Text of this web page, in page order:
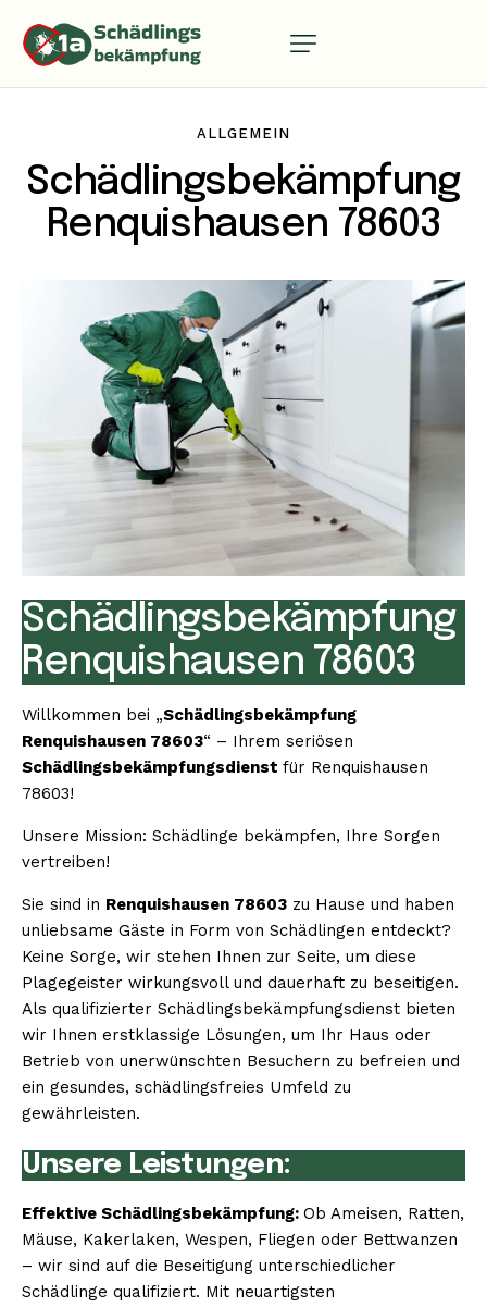
ALLGEMEIN
Schädlingsbekämpfung
Renquishausen 78603
Schädlingsbekämpfung
Renquishausen 78603
Willkommen bei „Schädlingsbekämpfung
Renquishausen 78603“ – Ihrem seriösen
Schädlingsbekämpfungsdienst für Renquishausen
78603!
Unsere Mission: Schädlinge bekämpfen, Ihre Sorgen
vertreiben!
Sie sind in Renquishausen 78603 zu Hause und haben
unliebsame Gäste in Form von Schädlingen entdeckt?
Keine Sorge, wir stehen Ihnen zur Seite, um diese
Plagegeister wirkungsvoll und dauerhaft zu beseitigen.
Als qualifizierter Schädlingsbekämpfungsdienst bieten
wir Ihnen erstklassige Lösungen, um Ihr Haus oder
Betrieb von unerwünschten Besuchern zu befreien und
ein gesundes, schädlingsfreies Umfeld zu
gewährleisten.
Unsere Leistungen:
Effektive Schädlingsbekämpfung: Ob Ameisen, Ratten,
Mäuse, Kakerlaken, Wespen, Fliegen oder Bettwanzen
– wir sind auf die Beseitigung unterschiedlicher
Schädlinge qualifiziert. Mit neuartigsten